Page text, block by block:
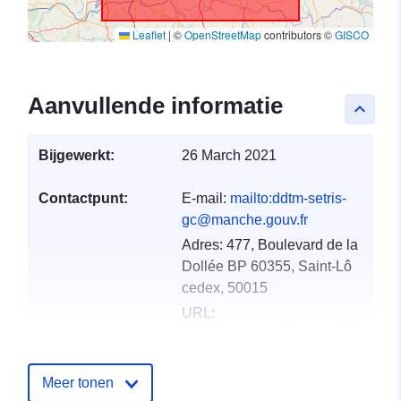
Leaflet | ©OpenStreetMapcontributors ©GISCO
keyboard_arrow_up
Aanvullende informatie
Bijgewerkt: 26 March 2021
Contactpunt: E-mail: mailto:ddtm-setris-
gc@manche.gouv.fr
Adres: 477, Boulevard de la
Dollée BP 60355, Saint-Lô
cedex, 50015
URL:
Catalogusregister
Meer tonen